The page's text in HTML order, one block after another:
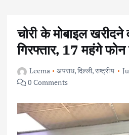
चोरी के मोबाइल
गिरफ्तार, 17 महंगे फोन
Leema अपराध,दिल्ली,राष्ट्रीय
0 Comments